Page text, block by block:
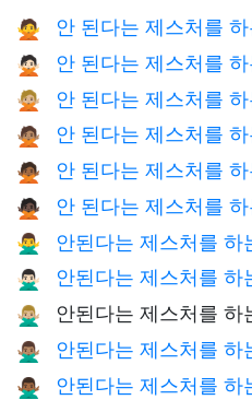
🙅 안 된다는 제스처를
🙅🏻 안 된다는 제스처를
🙅🏼 안 된다는 제스처를
🙅🏽 안 된다는 제스처를
🙅🏾 안 된다는 제스처를
🙅🏿 안 된다는 제스처를
🙅‍♂️ 안된다는 제스처를 하
🙅🏻‍♂️ 안된다는 제스처를 하
🙅🏼‍♂️ 안된다는 제스처를
🙅🏽‍♂️ 안된다는 제스처를 하
🙅🏾‍♂️ 안된다는 제스처를